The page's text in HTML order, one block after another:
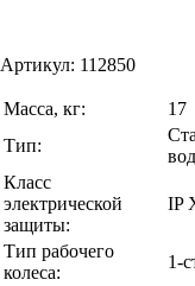
Артикул: 112850
Масса, кг:
17
Тип:
Класс
электрической
защиты:
IP
Тип рабочего
колеса:
1-